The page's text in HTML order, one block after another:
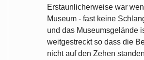
Erstaunlicherweise war
Museum - fast keine
und das Museumsgelände
weitgestreckt so dass die
nicht auf den Zehen